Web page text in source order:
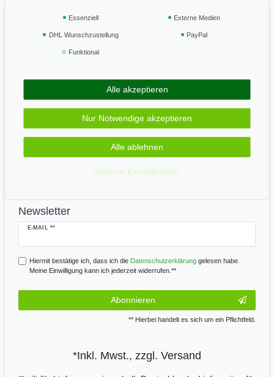
Geprüft & sicher
Zahle bequem per
Newsletter
E-MAIL **
Newsletter
Hiermit bestätige ich, dass ich die Daten­schutz­erklärunggelesen habe.
Meine Einwilligung kann ich jederzeit widerrufen.**
Abonnieren
** Hierbei handelt es sich um ein Pflichtfeld.
*Inkl. Mwst., zzgl. Versand
Essenziell Externe Medien
DHL Wunschzustellung PayPal
Funktional
Alle akzeptieren
Nur Notwendige akzeptieren
Alle ablehnen
Weitere Einstellungen